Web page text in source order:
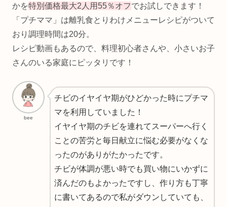
かを特別価格最大2人用55％オフでお試しできます！
「プチママ」は離乳食とりわけメニューレシピがついて
おり調理時間は20分。
レシピ動画もあるので、料理初心者さんや、小さいお子
さんのいる家庭にピッタリです！
bee
チビのイヤイヤ期がひどかった時にプチマ
マを利用していました！
イヤイヤ期のチビを連れてスーパーへ行く
ことの苦労と毎日献立に悩む必要がなくな
ったのがありがたかったです。
チビが体調が悪い時でも買い物にいかずに
済んだのもよかったですし、作り方も丁寧
に書いてあるので私がダウンしていても、